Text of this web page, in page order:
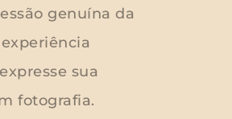
genuína da
sua
fotografia.